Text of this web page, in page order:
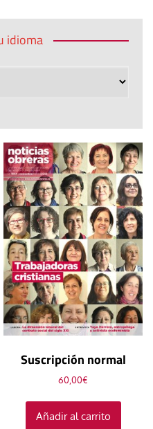
idioma
Suscripción normal
60,00€
Añadir al carrito